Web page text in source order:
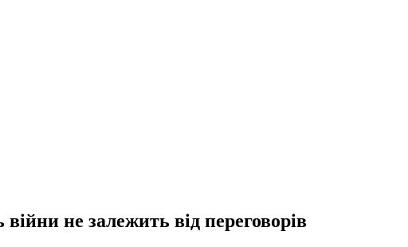
війни не залежить від переговорів